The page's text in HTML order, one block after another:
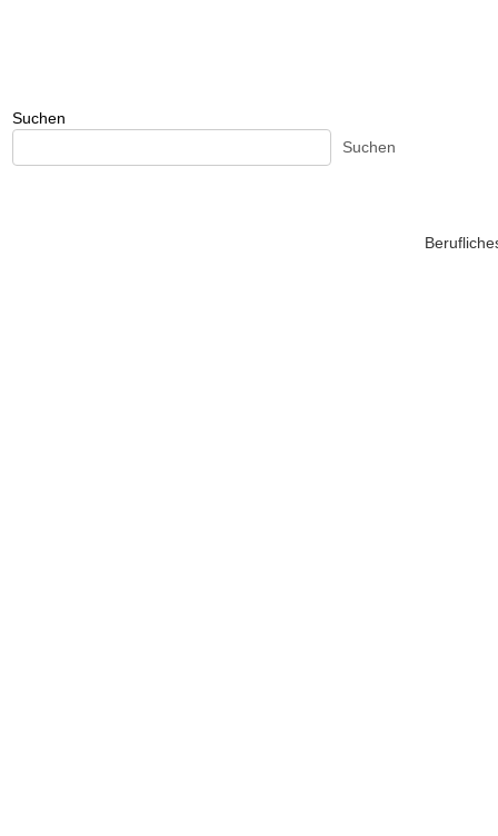
Suchen
Suchen